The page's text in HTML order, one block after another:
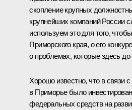
скопление крупных
крупнейших компаний России
используем это для того,
Приморского края, о его
о проблемах, которые здесь
Хорошо известно, что в связи
в Приморье было
федеральных средств на